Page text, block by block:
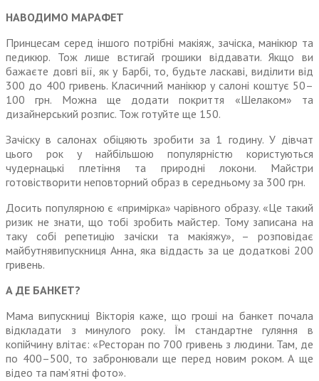
НАВОДИМО МАРАФЕТ
Принцесам серед іншого потрібні макіяж, зачіска, манікюр та
педикюр. Тож лише встигай грошики віддавати. Якщо ви
бажаєте довгі вії, як у Барбі, то, будьте ласкаві, виділити від
300 до 400 гривень. Класичний манікюр у салоні коштує 50–
100 грн. Можна ще додати покриття «Шелаком» та
дизайнерський розпис. Тож готуйте ще 150.
Зачіску в салонах обіцяють зробити за 1 годину. У дівчат
цього рок у найбільшою популярністю користуються
чудернацькі плетіння та природні локони. Майстри
готовістворити неповторний образ в середньому за 300 грн.
Досить популярною є «примірка» чарівного образу. «Це такий
ризик не знати, що тобі зробить майстер. Тому записана на
таку собі репетицію зачіски та макіяжу», – розповідає
майбутнявипускниця Анна, яка віддасть за це додаткові 200
гривень.
А ДЕ БАНКЕТ?
Мама випускниці Вікторія каже, що гроші на банкет почала
відкладати з минулого року. Їм стандартне гуляння в
копійчину влітає: «Ресторан по 700 гривень з людини. Там, де
по 400–500, то забронювали ще перед новим роком. А ще
відео та пам’ятні фото».